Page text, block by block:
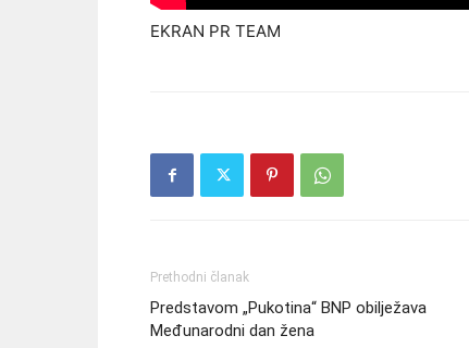
EKRAN PR TEAM
Prethodni članak
Predstavom „Pukotina“ BNP obilježava
Međunarodni dan žena